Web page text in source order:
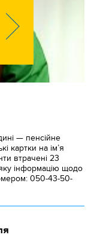
— пенсійне
картки на ім’я
втрачені 23
інформацію щодо
050-43-50-